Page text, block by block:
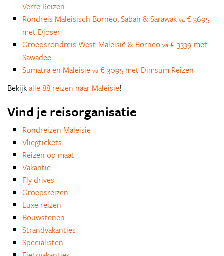
Verre Reizen
Rondreis Maleisisch Borneo, Sabah & Sarawak va € 3695
met Djoser
Groepsrondreis West-Maleisië & Borneo va € 3339 met
Sawadee
Sumatra en Maleisie va € 3095 met Dimsum Reizen
Bekijkalle 88 reizen naar Maleisië!
Vind je reisorganisatie
Rondreizen Maleisië
Vliegtickets
Reizen op maat
Vakantie
Fly drives
Groepsreizen
Luxe reizen
Bouwstenen
Strandvakanties
Specialisten